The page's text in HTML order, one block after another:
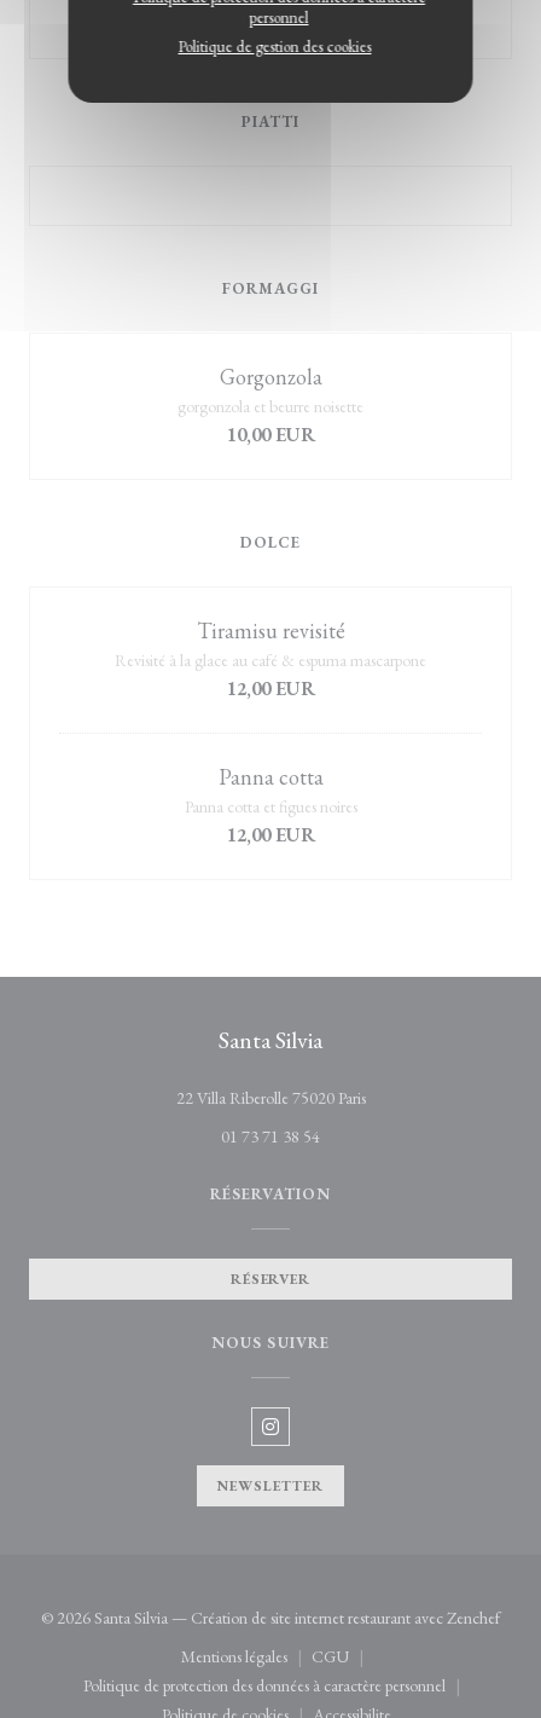
personnel
Politique de gestion des cookies
23,00 EUR
PIATTI
FORMAGGI
Gorgonzola
gorgonzola et beurre noisette
10,00 EUR
DOLCE
Tiramisu revisité
Revisité à la glace au café & espuma mascarpone
12,00 EUR
Panna cotta
Panna cotta et figues noires
12,00 EUR
Santa Silvia
22 Villa Riberolle 75020 Paris((ouvre une nouvelle
01 73 71 38 54
RÉSERVATION
RÉSERVER
NOUS SUIVRE
Instagram ((ouvre une nouvelle
NEWSLETTER
© 2026 Santa Silvia — Création de site internet restaurant avecZenchef
Mentions légales
((ouvre une nouvelle fenêtre))
CGU
((ouvre une nouvelle fenêtre))
Politique de protection des données à caractère personnel
((ouvre une nouvelle fenêtre))